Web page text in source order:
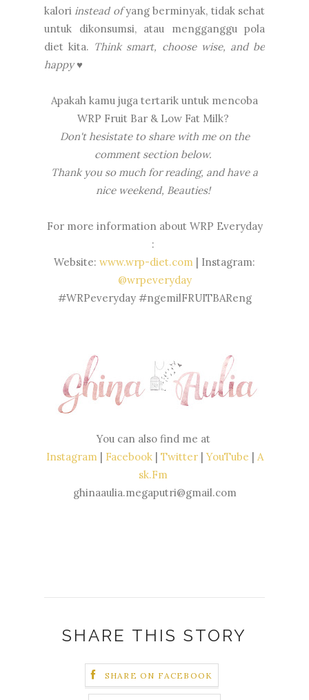
kalori instead ofyang berminyak, tidak sehat
untuk dikonsumsi, atau mengganggu pola
diet kita. Think smart, choose wise, and be
happy ♥
Apakah kamu juga tertarik untuk mencoba
WRP Fruit Bar & Low Fat Milk?
Don't hesistate to share with me on the
comment section below.
Thank you so much for reading, and have a
nice weekend, Beauties!
For more information about WRP Everyday
:
Website: www.wrp-diet.com | Instagram:
@wrpeveryday
#WRPeveryday #ngemilFRUITBAReng
You can also find me at
Instagram | Facebook| Twitter|YouTube | A
sk.Fm
ghinaaulia.megaputri@gmail.com
SHARE THIS STORY
SHARE ON FACEBOOK